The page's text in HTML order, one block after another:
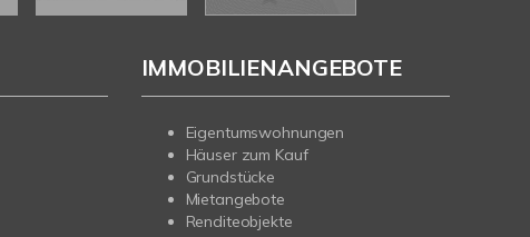
IMMOBILIENANGEBOTE
Eigentumswohnungen
Häuser zum Kauf
Grundstücke
Mietangebote
Renditeobjekte